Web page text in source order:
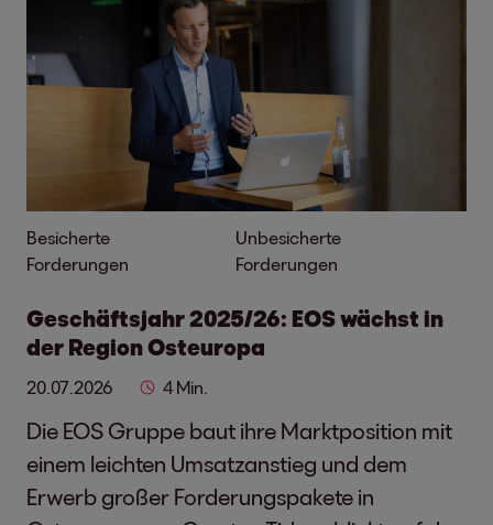
Besicherte
Forderungen
Unbesicherte
Forderungen
Geschäftsjahr 2025/26: EOS wächst in
der Region Osteuropa
20.07.2026 4 Min.
Die EOS Gruppe baut ihre Marktposition mit
einem leichten Umsatzanstieg und dem
Erwerb großer Forderungspakete in